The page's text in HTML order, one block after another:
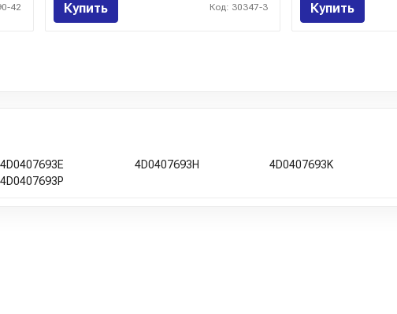
42 Купить Код: 30347-3 Купить
4D0407693E 4D0407693H 4D0407693K
4D0407693P